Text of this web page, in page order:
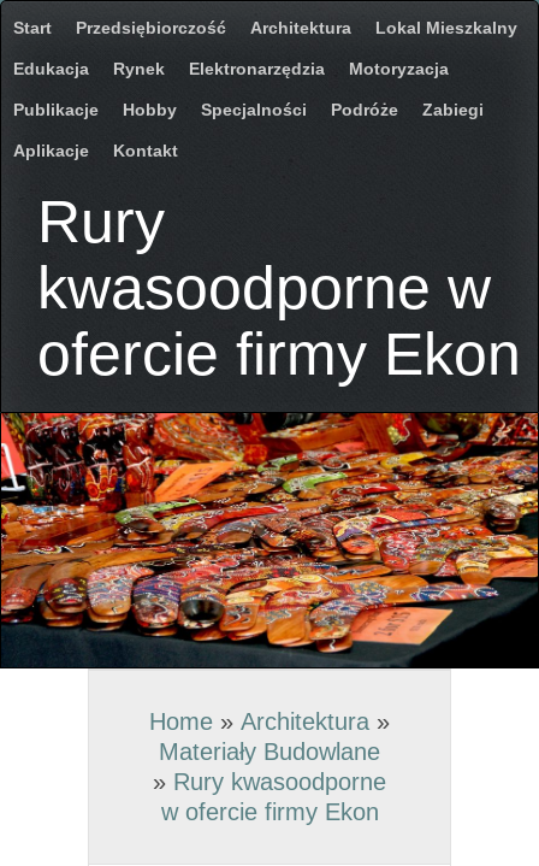
Start Przedsiębiorczość Architektura Lokal Mieszkalny
Edukacja Rynek Elektronarzędzia Motoryzacja
Publikacje Hobby Specjalności Podróże Zabiegi
Aplikacje Kontakt
Rury
kwasoodporne w
ofercie firmy Ekon
Home » Architektura »
Materiały Budowlane
» Rury kwasoodporne
w ofercie firmy Ekon